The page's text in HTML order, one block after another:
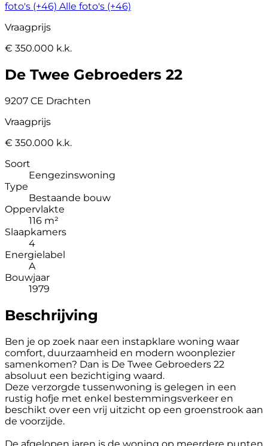
foto's (+46) Alle foto's (+46)
Vraagprijs
€ 350.000 k.k.
De Twee Gebroeders 22
9207 CE Drachten
Vraagprijs
€ 350.000 k.k.
Soort
Eengezinswoning
Type
Bestaande bouw
Oppervlakte
116 m²
Slaapkamers
4
Energielabel
A
Bouwjaar
1979
Beschrijving
Ben je op zoek naar een instapklare woning waar
comfort, duurzaamheid en modern woonplezier
samenkomen? Dan is De Twee Gebroeders 22
absoluut een bezichtiging waard.
Deze verzorgde tussenwoning is gelegen in een
rustig hofje met enkel bestemmingsverkeer en
beschikt over een vrij uitzicht op een groenstrook aan
de voorzijde.
De afgelopen jaren is de woning op meerdere punten